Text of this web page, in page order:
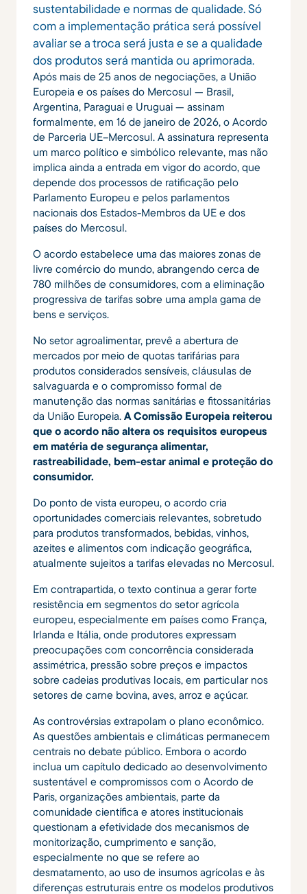
sustentabilidade e normas de qualidade. Só
com a implementação prática será possível
avaliar se a troca será justa e se a qualidade
dos produtos será mantida ou aprimorada.
Após mais de 25 anos de negociações, a União
Europeia e os países do Mercosul — Brasil,
Argentina, Paraguai e Uruguai — assinam
formalmente, em 16 de janeiro de 2026, o Acordo
de Parceria UE–Mercosul. A assinatura representa
um marco político e simbólico relevante, mas não
implica ainda a entrada em vigor do acordo, que
depende dos processos de ratificação pelo
Parlamento Europeu e pelos parlamentos
nacionais dos Estados-Membros da UE e dos
países do Mercosul.
O acordo estabelece uma das maiores zonas de
livre comércio do mundo, abrangendo cerca de
780 milhões de consumidores, com a eliminação
progressiva de tarifas sobre uma ampla gama de
bens e serviços.
No setor agroalimentar, prevê a abertura de
mercados por meio de quotas tarifárias para
produtos considerados sensíveis, cláusulas de
salvaguarda e o compromisso formal de
manutenção das normas sanitárias e fitossanitárias
da União Europeia. A Comissão Europeia reiterou
que o acordo não altera os requisitos europeus
em matéria de segurança alimentar,
rastreabilidade, bem-estar animal e proteção do
consumidor.
Do ponto de vista europeu, o acordo cria
oportunidades comerciais relevantes, sobretudo
para produtos transformados, bebidas, vinhos,
azeites e alimentos com indicação geográfica,
atualmente sujeitos a tarifas elevadas no Mercosul.
Em contrapartida, o texto continua a gerar forte
resistência em segmentos do setor agrícola
europeu, especialmente em países como França,
Irlanda e Itália, onde produtores expressam
preocupações com concorrência considerada
assimétrica, pressão sobre preços e impactos
sobre cadeias produtivas locais, em particular nos
setores de carne bovina, aves, arroz e açúcar.
As controvérsias extrapolam o plano econômico.
As questões ambientais e climáticas permanecem
centrais no debate público. Embora o acordo
inclua um capítulo dedicado ao desenvolvimento
sustentável e compromissos com o Acordo de
Paris, organizações ambientais, parte da
comunidade científica e atores institucionais
questionam a efetividade dos mecanismos de
monitorização, cumprimento e sanção,
especialmente no que se refere ao
desmatamento, ao uso de insumos agrícolas e às
diferenças estruturais entre os modelos produtivos